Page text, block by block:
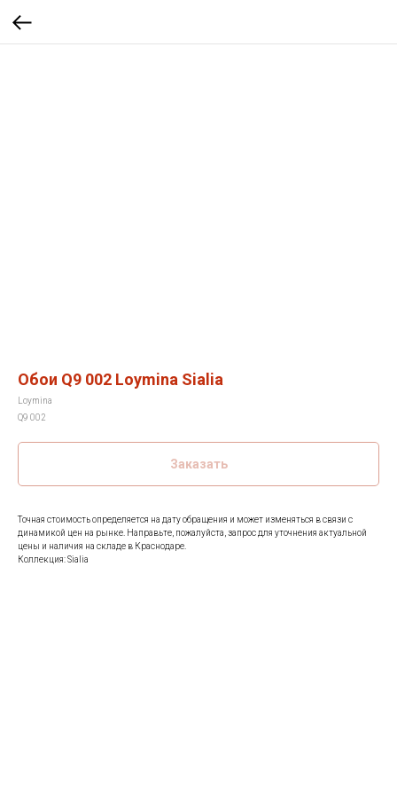
Обои Q9 002 Loymina Sialia
Loymina
Q9 002
Заказать
Точная стоимость определяется на дату обращения и может изменяться в связи с
динамикой цен на рынке. Направьте, пожалуйста, запрос для уточнения актуальной
цены и наличия на складе в Краснодаре.
Коллекция: Sialia